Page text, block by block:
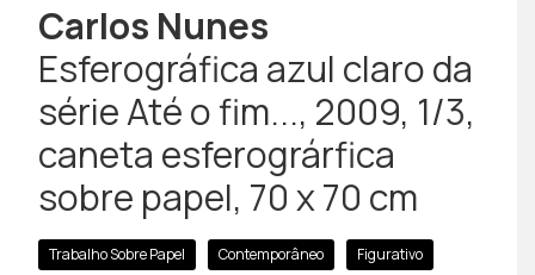
Carlos Nunes
Esferográfica azul claro da
série Até o fim..., 2009, 1/3,
caneta esferográrfica
sobre papel, 70 x 70 cm
Trabalho Sobre Papel Contemporâneo Figurativo